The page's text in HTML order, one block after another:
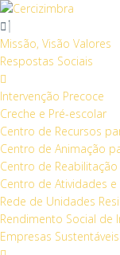
Skip
to
content
Missão, Visão Valores
Respostas Sociais
Intervenção Precoce
Creche e Pré-escolar
Centro de Recursos
Centro de Animação
Centro de
Centro de Atividades
Rede de Unidades
Rendimento Social de
Empresas Sustentáveis